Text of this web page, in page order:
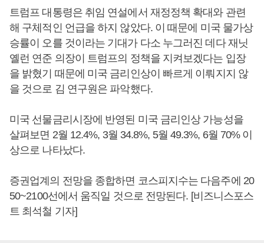
트럼프 대통령은 취임 연설에서 재정정책 확대와 관련
해 구체적인 언급을 하지 않았다. 이 때문에 미국 물가상
승률이 오를 것이라는 기대가 다소 누그러진 데다 재닛
옐런 연준 의장이 트럼프의 정책을 지켜보겠다는 입장
을 밝혔기 때문에 미국 금리인상이 빠르게 이뤄지지 않
을 것으로 김 연구원은 파악했다.
미국 선물금리시장에 반영된 미국 금리인상 가능성을
살펴보면 2월 12.4%, 3월 34.8%, 5월 49.3%, 6월 70% 이
상으로 나타났다.
증권업계의 전망을 종합하면 코스피지수는 다음주에 20
50~2100선에서 움직일 것으로 전망된다. [비즈니스포스
트 최석철 기자]